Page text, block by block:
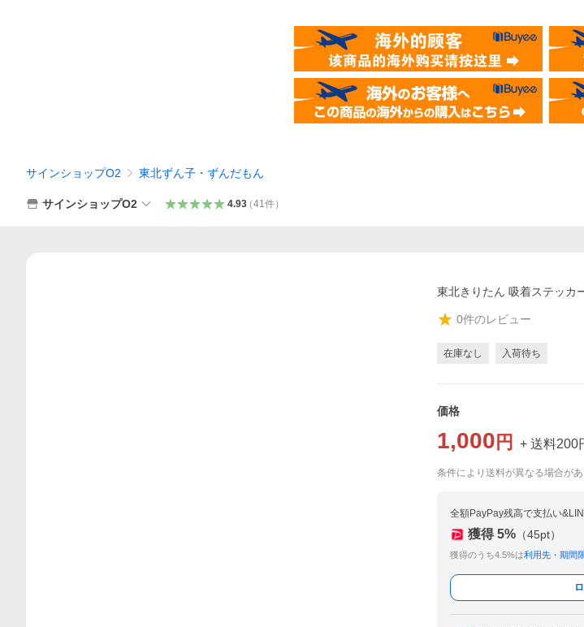
サインショップO2 東北ずん子・ずんだもん
サインショップO2 4.93（41件）
東北きりたん 吸着ステッカ
0件のレビュー
在庫なし 入荷待ち
価格
1,000 円 + 送料200
条件により送料が異なる場合があ
全額PayPay残高で支払い
獲得 5% （45pt）
獲得のうち4.5%は利用先・期間